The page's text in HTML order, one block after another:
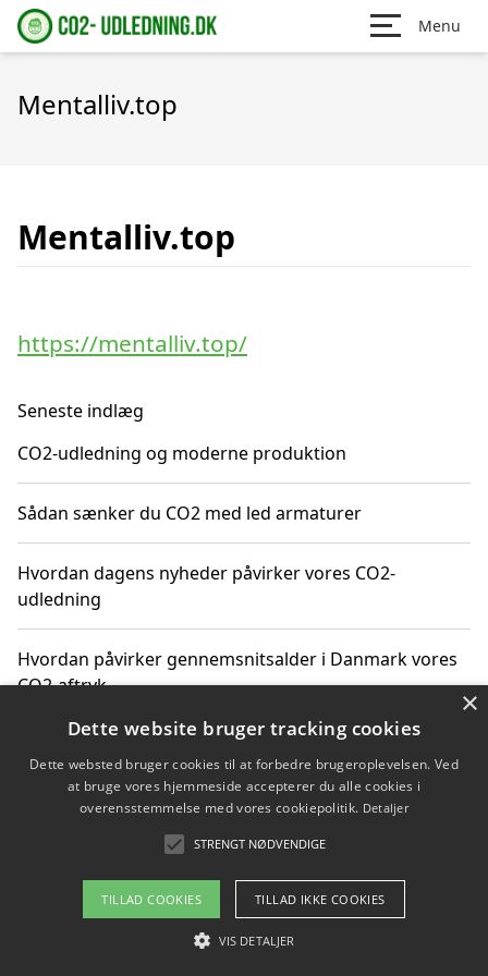
Menu
Mentalliv.top
Mentalliv.top
https://mentalliv.top/
Seneste indlæg
CO2-udledning og moderne produktion
Sådan sænker du CO2 med led armaturer
Hvordan dagens nyheder påvirker vores CO2-
udledning
Hvordan påvirker gennemsnitsalder i Danmark vores
CO2-aftryk
Hvordan nyheder om CO2-udledning påvirker vores
hverdag
Om / kontakt
Blog Betingelser
×
Dette website bruger tracking cookies
Dette websted bruger cookies til at forbedre brugeroplevelsen. Ved
at bruge vores hjemmeside accepterer du alle cookies i
overensstemmelse med vores cookiepolitik. Detaljer
STRENGT NØDVENDIGE
TILLAD COOKIES TILLAD IKKE COOKIES
VIS DETALJER